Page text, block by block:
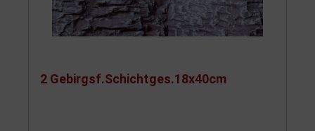
2 Gebirgsf.Schichtges.18x40cm